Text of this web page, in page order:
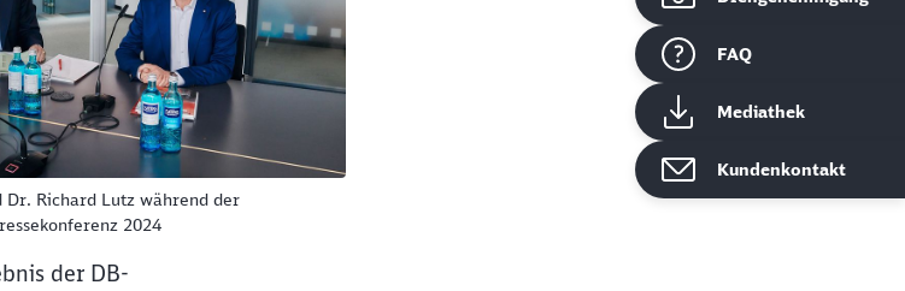
FAQ
Mediathek
Kundenkontakt
Dr. Richard Lutz während der
2024
der DB-
Schließen
weitergeleitet werden?